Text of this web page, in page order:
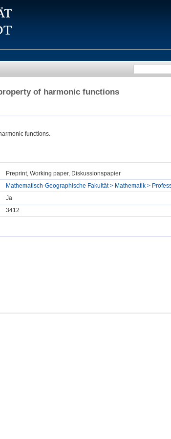
of harmonic functions
functions.
Preprint, Working paper, Diskussionspapier
Mathematisch-Geographische Fakultät > Mathematik >
Ja
3412